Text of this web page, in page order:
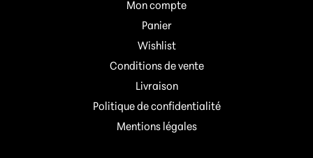
Mon compte
Panier
Wishlist
Conditions de vente
Livraison
Politique de confidentialité
Mentions légales